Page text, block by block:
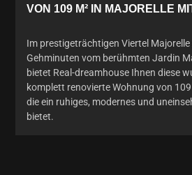
VON 109 M² IN MAJORELLE
Im prestigeträchtigen Viertel Majorelle
Gehminuten vom berühmten Jardin
bietet Real-dreamhouse Ihnen diese
komplett renovierte Wohnung von
die ein ruhiges, modernes und
bietet.